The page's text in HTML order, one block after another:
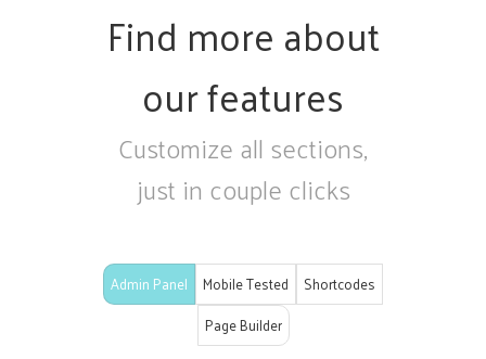
Find more about
our features
Customize all sections,
just in couple clicks
Admin Panel Mobile Tested
Shortcodes
Page Builder